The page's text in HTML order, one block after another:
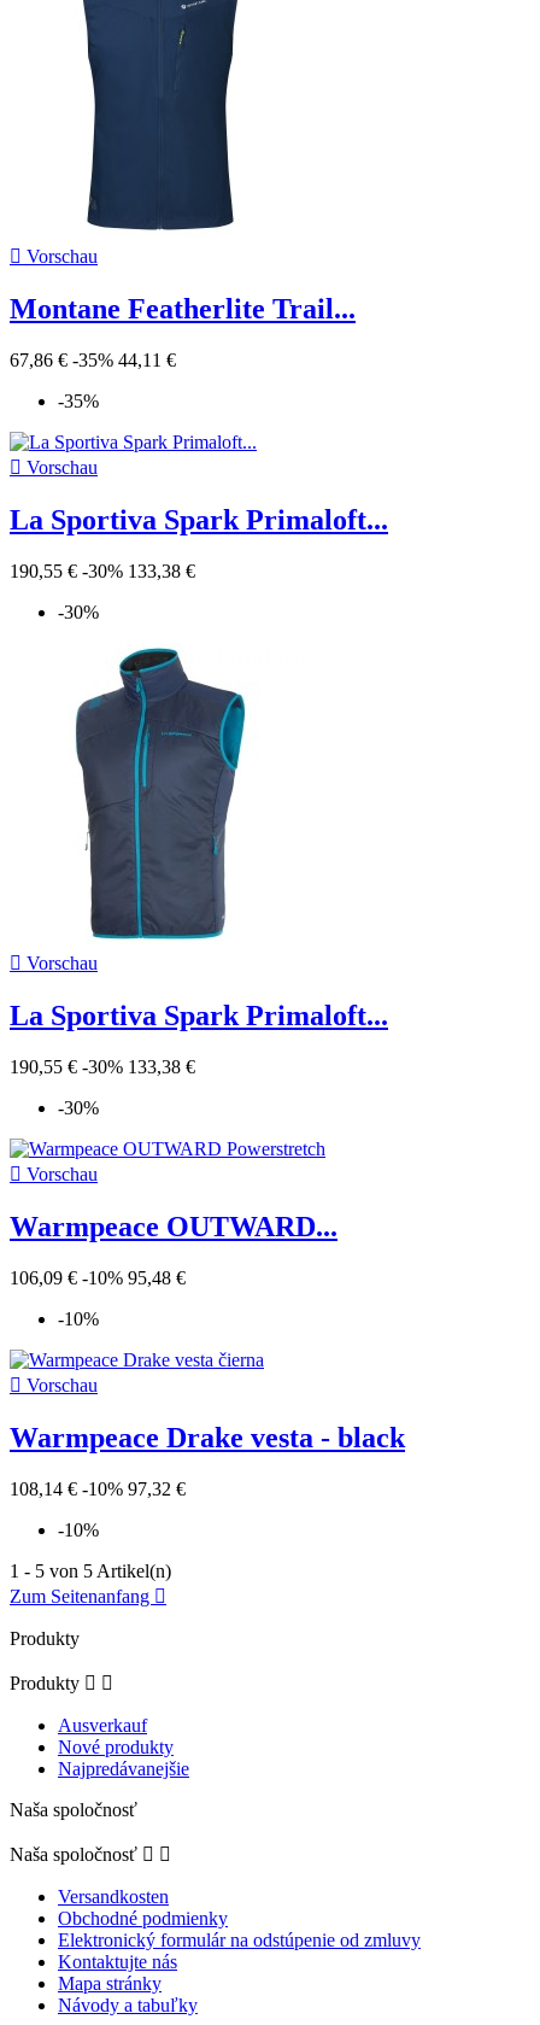
 Vorschau
Montane Featherlite Trail...
67,86 € -35% 44,11 €
-35%
 Vorschau
La Sportiva Spark Primaloft...
190,55 € -30% 133,38 €
-30%
 Vorschau
La Sportiva Spark Primaloft...
190,55 € -30% 133,38 €
-30%
 Vorschau
Warmpeace OUTWARD...
106,09 € -10% 95,48 €
-10%
 Vorschau
Warmpeace Drake vesta - black
108,14 € -10% 97,32 €
-10%
1 - 5 von 5 Artikel(n)
Zum Seitenanfang 
Produkty
Produkty  
Ausverkauf
Nové produkty
Najpredávanejšie
Naša spoločnosť
Naša spoločnosť  
Versandkosten
Obchodné podmienky
Elektronický formulár na odstúpenie od zmluvy
Kontaktujte nás
Mapa stránky
Návody a tabuľky